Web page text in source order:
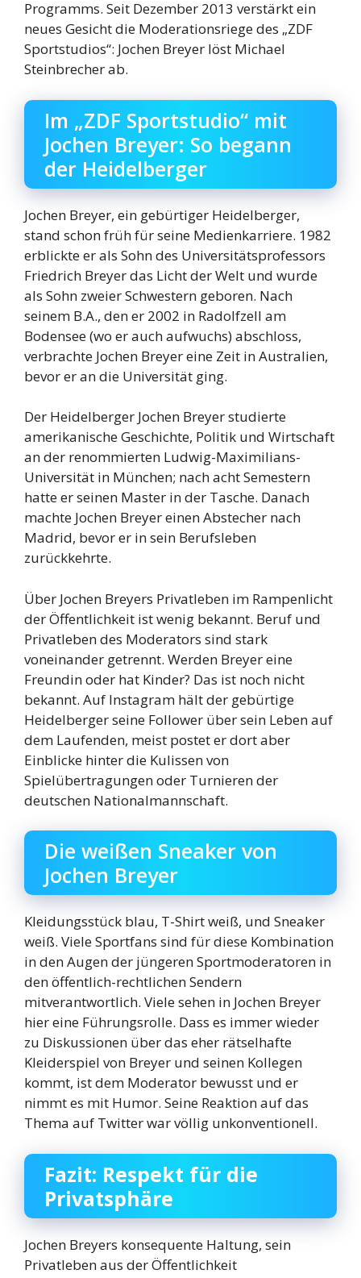
Programms. Seit Dezember 2013 verstärkt ein
neues Gesicht die Moderationsriege des „ZDF
Sportstudios“: Jochen Breyer löst Michael
Steinbrecher ab.
Im „ZDF Sportstudio“ mit
Jochen Breyer: So begann
der Heidelberger
Jochen Breyer, ein gebürtiger Heidelberger,
stand schon früh für seine Medienkarriere. 1982
erblickte er als Sohn des Universitätsprofessors
Friedrich Breyer das Licht der Welt und wurde
als Sohn zweier Schwestern geboren. Nach
seinem B.A., den er 2002 in Radolfzell am
Bodensee (wo er auch aufwuchs) abschloss,
verbrachte Jochen Breyer eine Zeit in Australien,
bevor er an die Universität ging.
Der Heidelberger Jochen Breyer studierte
amerikanische Geschichte, Politik und Wirtschaft
an der renommierten Ludwig-Maximilians-
Universität in München; nach acht Semestern
hatte er seinen Master in der Tasche. Danach
machte Jochen Breyer einen Abstecher nach
Madrid, bevor er in sein Berufsleben
zurückkehrte.
Über Jochen Breyers Privatleben im Rampenlicht
der Öffentlichkeit ist wenig bekannt. Beruf und
Privatleben des Moderators sind stark
voneinander getrennt. Werden Breyer eine
Freundin oder hat Kinder? Das ist noch nicht
bekannt. Auf Instagram hält der gebürtige
Heidelberger seine Follower über sein Leben auf
dem Laufenden, meist postet er dort aber
Einblicke hinter die Kulissen von
Spielübertragungen oder Turnieren der
deutschen Nationalmannschaft.
Die weißen Sneaker von
Jochen Breyer
Kleidungsstück blau, T-Shirt weiß, und Sneaker
weiß. Viele Sportfans sind für diese Kombination
in den Augen der jüngeren Sportmoderatoren in
den öffentlich-rechtlichen Sendern
mitverantwortlich. Viele sehen in Jochen Breyer
hier eine Führungsrolle. Dass es immer wieder
zu Diskussionen über das eher rätselhafte
Kleiderspiel von Breyer und seinen Kollegen
kommt, ist dem Moderator bewusst und er
nimmt es mit Humor. Seine Reaktion auf das
Thema auf Twitter war völlig unkonventionell.
Fazit: Respekt für die
Privatsphäre
Jochen Breyers konsequente Haltung, sein
Privatleben aus der Öffentlichkeit